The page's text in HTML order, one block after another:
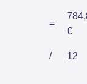
=
€
/ 12